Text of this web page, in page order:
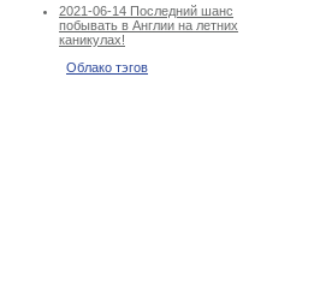
2021-06-14 Последний шанс
побывать в Англии на летних
каникулах!
Облако тэгов